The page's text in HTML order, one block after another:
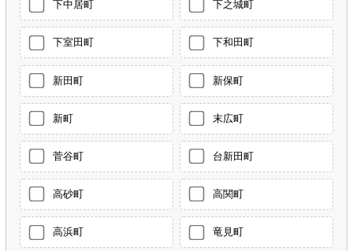
下中居町 下之城町
下室田町 下和田町
新田町 新保町
新町 末広町
菅谷町 台新田町
高砂町 高関町
高浜町 竜見町